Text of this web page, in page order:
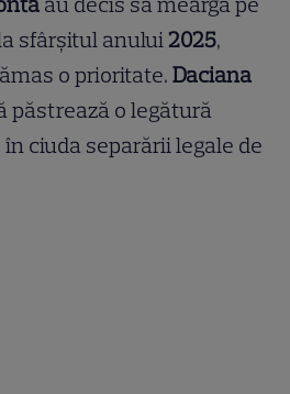
sfârșitul anului 2025,
o prioritate.Daciana
păstrează o legătură
în ciuda separării legale de